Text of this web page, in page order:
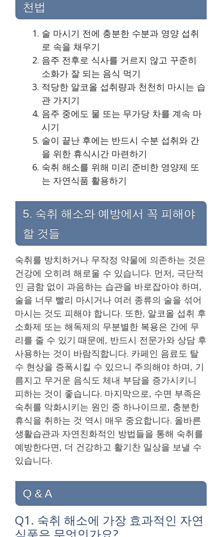
천법
술 마시기 전에 충분한 수분과 영양 섭취
로 속을 채우기
음주 전후로 식사를 거르지 않고 꾸준히
소화가 잘 되는 음식 먹기
적당한 알코올 섭취량과 천천히 마시는 습
관 가지기
음주 중에도 물 또는 무가당 차를 계속 마
시기
술이 끝난 후에는 반드시 수분 섭취와 간
을 위한 휴식시간 마련하기
숙취 해소를 위해 미리 준비한 영양제 또
는 자연식품 활용하기
5. 숙취 해소와 예방에서 꼭 피해야
할 것들
숙취를 방치하거나 무작정 약물에 의존하는 것은
건강에 오히려 해로울 수 있습니다. 먼저, 극단적
인 금함 없이 과음하는 습관을 바로잡아야 하며,
술을 너무 빨리 마시거나 여러 종류의 술을 섞어
마시는 것도 피해야 합니다. 또한, 알코올 섭취 후
소화제 또는 해독제의 무분별한 복용은 간에 무
리를 줄 수 있기 때문에, 반드시 전문가와 상담 후
사용하는 것이 바람직합니다. 카페인 음료도 탈
수 현상을 증폭시킬 수 있으니 주의해야 하며, 기
름지고 무거운 음식도 체내 부담을 증가시키니
피하는 것이 좋습니다. 마지막으로, 수면 부족은
숙취를 악화시키는 원인 중 하나이므로, 충분한
휴식을 취하는 것 역시 매우 중요합니다. 올바른
생활습관과 자연친화적인 방법들을 통해 숙취를
예방한다면, 더 건강하고 활기찬 일상을 보낼 수
있습니다.
Q & A
Q1. 숙취 해소에 가장 효과적인 자연